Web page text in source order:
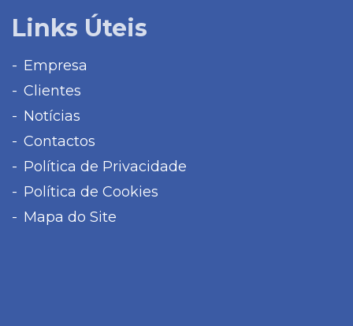
Links Úteis
Empresa
Clientes
Notícias
Contactos
Política de Privacidade
Política de Cookies
Mapa do Site